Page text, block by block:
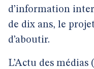
d’information
de dix ans, le
d’aboutir.
L’Actu des